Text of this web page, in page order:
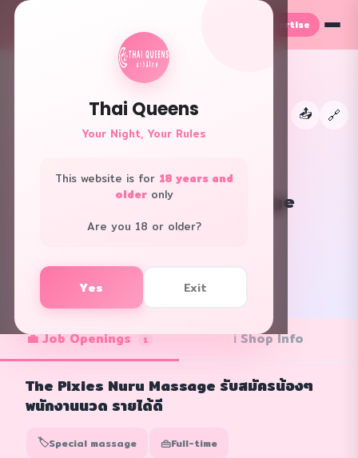
Thai Queens
Your Night, Your Rules
This website is for 18 years and
olderonly
Are you 18 or older?
Yes Exit
Advertise
📤 🔗
The pixies nuru massage
Bangkok · Special massage
✓ Verified
💼 Job Openings 1 ℹ️ Shop Info
The Pixies Nuru Massage รับสมัครน้องๆ
พนักงานนวด รายได้ดี
🏷️Special massage 👜Full-time